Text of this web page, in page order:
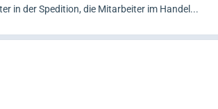
in der Spedition, die Mitarbeiter im Handel...